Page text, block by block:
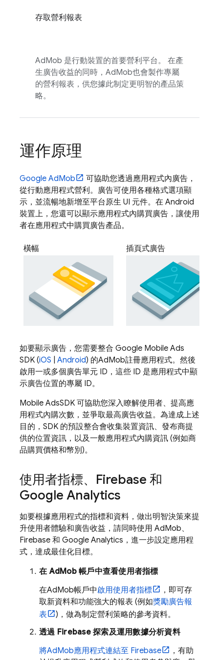
存取營利報表
AdMob 是行動裝置的首要營利平台。 在產
生廣告收益的同時， AdMob也會製作專屬
的營利報表，供您據此制定更明智的產品策
略。
運作原理
Google AdMob
可協助您透過應用程式內廣告，
從行動應用程式營利。廣告可使用各種格式選項顯
示，並流暢地新增至平台原生 UI 元件。在 Android
裝置上，您還可以顯示應用程式內購買廣告，讓使用
者在應用程式中購買廣告產品。
橫幅 插頁式廣告
如要顯示廣告，您需要整合 Google Mobile Ads
SDK (iOS Android) 的AdMob註冊應用程式。然後
啟用一或多個廣告單元 ID，這些 ID 是應用程式中顯
示廣告位置的專屬 ID。
Mobile AdsSDK 可協助您深入瞭解使用者、提高應
用程式內購次數，並爭取最高廣告收益。為達成上述
目的，SDK 的預設整合會收集裝置資訊、發布商提
供的位置資訊，以及一般應用程式內購資訊 (例如商
品購買價格和幣別)。
使用者指標、Firebase 和
Google Analytics
如要根據應用程式的指標和資料，做出明智決策來提
升使用者體驗和廣告收益，請同時使用 AdMob、
Firebase 和 Google Analytics ，進一步設定應用程
式，達成最佳化目標。
在AdMob帳戶中查看使用者指標
在AdMob帳戶中啟用使用者指標
，即可存
取新資料和功能強大的報表 (例如獎勵廣告報
表
)，做為制定營利策略的參考資料。
透過 Firebase 探索及運用數據分析資料
將AdMob應用程式連結至 Firebase
，有助